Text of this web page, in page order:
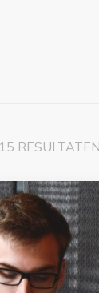
RESULTATEN